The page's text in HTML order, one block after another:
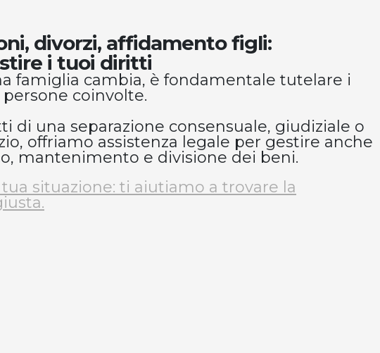
divorzi, affidamento figli:
i tuoi diritti
famiglia cambia, è fondamentale tutelare i
coinvolte.
di una separazione consensuale, giudiziale o
offriamo assistenza legale per gestire anche
mantenimento e divisione dei beni.
situazione: ti aiutiamo a trovare la